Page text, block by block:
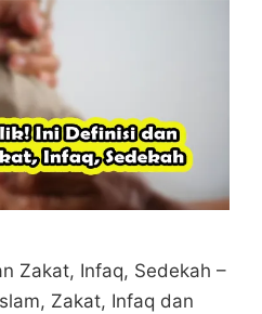
Zakat, Infaq, Sedekah –
Zakat, Infaq dan